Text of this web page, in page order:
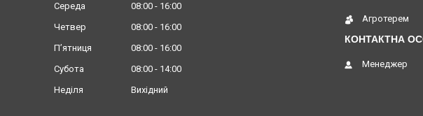
Середа
08:00
16:00
Четвер
08:00
16:00
Пʼятниця
08:00
16:00
Субота
08:00
14:00
Неділя
Вихідний
Агротерем
Менеджер